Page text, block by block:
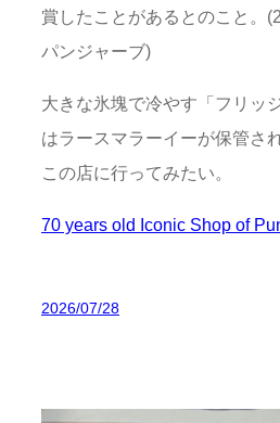
賞したことがあるとのこと。
パンジャーブ)
大きな氷塊で冷やす「フリッ
はラースマラーイーが保管さ
この店に行ってみたい。
70 years old Iconic Shop of
2026/07/28